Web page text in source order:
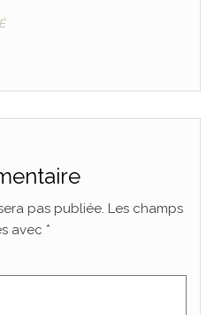
pas publiée. Les champs
avec *